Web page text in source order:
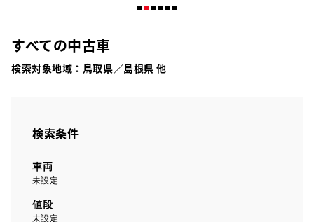
すべての中古車
検索対象地域： 鳥取県／島根県 他
検索条件
車両
未設定
値段
未設定